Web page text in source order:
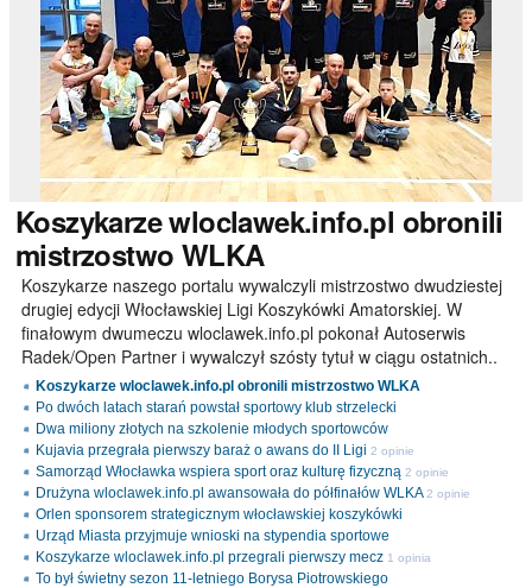
Koszykarzewloclawek.info.pl obronili
mistrzostwo WLKA
Koszykarze naszego portalu wywalczyli mistrzostwo dwudziestej
drugiej edycji Włocławskiej Ligi Koszykówki Amatorskiej. W
finałowym dwumeczu wloclawek.info.pl pokonał Autoserwis
Radek/Open Partner i wywalczył szósty tytuł w ciągu ostatnich..
Koszykarze wloclawek.info.pl obronili mistrzostwo WLKA
Po dwóch latach starań powstał sportowy klub strzelecki
Dwa miliony złotych na szkolenie młodych sportowców
Kujavia przegrała pierwszy baraż o awans do II Ligi 2 opinie
Samorząd Włocławka wspiera sport oraz kulturę fizyczną 2 opinie
Drużyna wloclawek.info.pl awansowała do półfinałów WLKA 2 opinie
Orlen sponsorem strategicznym włocławskiej koszykówki
Urząd Miasta przyjmuje wnioski na stypendia sportowe
Koszykarze wloclawek.info.pl przegrali pierwszy mecz 1 opinia
To był świetny sezon 11-letniego Borysa Piotrowskiego